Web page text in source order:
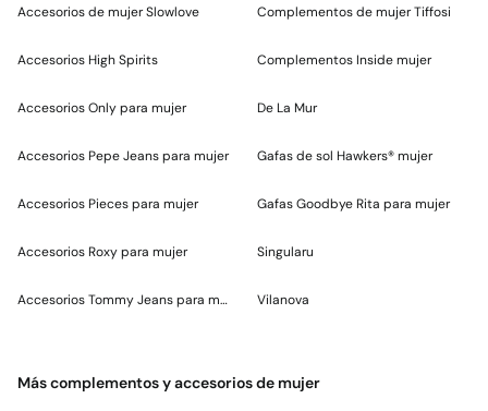
Accesorios de mujer Slowlove
Accesorios High Spirits
Accesorios Only para mujer
Accesorios Pepe Jeans para mujer
Accesorios Pieces para mujer
Accesorios Roxy para mujer
Accesorios Tommy Jeans para mujer
Complementos de mujer Tiffosi
Complementos Inside mujer
De La Mur
Gafas de sol Hawkers® mujer
Gafas Goodbye Rita para mujer
Singularu
Vilanova
Más complementos y accesorios de mujer